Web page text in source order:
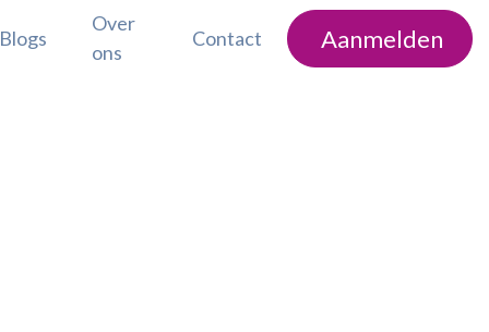
Blogs
Over
ons
Contact Aanmelden